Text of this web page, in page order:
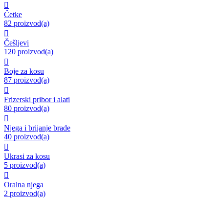

Četke
82 proizvod(a)

Češljevi
120 proizvod(a)

Boje za kosu
87 proizvod(a)

Frizerski pribor i alati
80 proizvod(a)

Njega i brijanje brade
40 proizvod(a)

Ukrasi za kosu
5 proizvod(a)

Oralna njega
2 proizvod(a)